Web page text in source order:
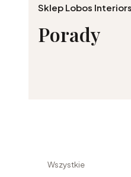
Sklep Lobos Interiors
Porady
Wszystkie